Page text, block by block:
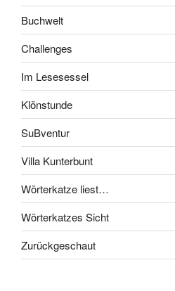
Buchwelt
Challenges
Im Lesesessel
Klönstunde
SuBventur
Villa Kunterbunt
Wörterkatze liest…
Wörterkatzes Sicht
Zurückgeschaut